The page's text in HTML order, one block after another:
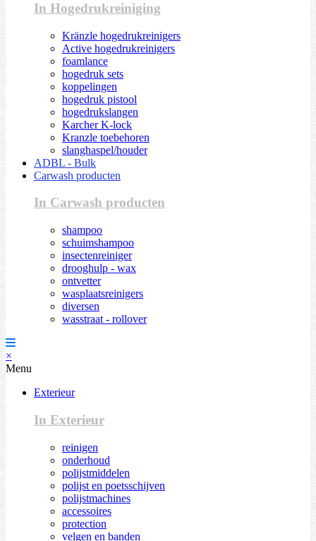
In Hogedrukreiniging
Kränzle hogedrukreinigers
Active hogedrukreinigers
foamlance
hogedruk sets
koppelingen
hogedruk pistool
hogedrukslangen
Karcher K-lock
Kranzle toebehoren
slanghaspel/houder
ADBL - Bulk
Carwash producten
In Carwash producten
shampoo
schuimshampoo
insectenreiniger
drooghulp - wax
ontvetter
wasplaatsreinigers
diversen
wasstraat - rollover
×
Menu
Exterieur
In Exterieur
reinigen
onderhoud
polijstmiddelen
polijst en poetsschijven
polijstmachines
accessoires
protection
velgen en banden